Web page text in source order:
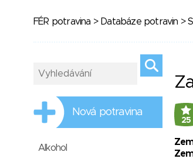
FÉR potravina > Databáze potravin >
25
Nová potravina
Alkohol